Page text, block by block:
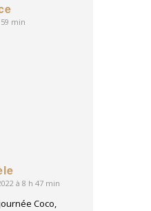
min
à 8 h 47 min
Coco,